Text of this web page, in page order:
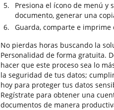
Presiona el ícono de menú y
documento, generar una
Guarda, comparte e
No pierdas horas buscando la
Personalidad de forma gratuita.
hacer que este proceso sea lo
la seguridad de tus datos;
hoy para proteger tus datos
Regístrate para obtener una
documentos de manera